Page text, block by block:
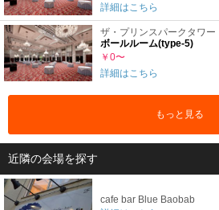
詳細はこちら
ザ・プリンスパークタワー
ボールルーム(type-5)
￥0〜
詳細はこちら
もっと見る
近隣の会場を探す
cafe bar Blue Baobab